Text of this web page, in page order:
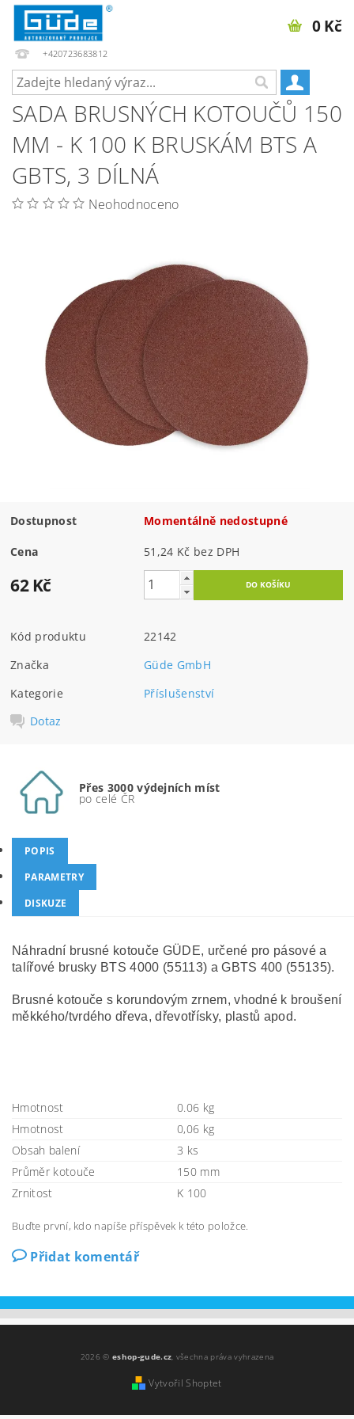
+420723683812
0 Kč
SADA BRUSNÝCH KOTOUČŮ 150
MM - K 100 K BRUSKÁM BTS A
GBTS, 3 DÍLNÁ
Neohodnoceno
Dostupnost Momentálně nedostupné
Cena 51,24 Kč bez DPH
62 Kč
Kód produktu
22142
Značka
Güde GmbH
Kategorie
Příslušenství
Dotaz
Přes 3000 výdejních míst
po celé ČR
POPIS
PARAMETRY
DISKUZE
Náhradní brusné kotouče GÜDE, určené pro pásové a
talířové brusky BTS 4000 (55113) a GBTS 400 (55135).
Brusné kotouče s korundovým zrnem, vhodné k broušení
měkkého/tvrdého dřeva, dřevotřísky, plastů apod.
Hmotnost
0.06 kg
Hmotnost
0,06 kg
Obsah balení
3 ks
Průměr kotouče
150 mm
Zrnitost
K 100
Buďte první, kdo napíše příspěvek k této položce.
Přidat komentář
2026 ©eshop-gude.cz, všechna práva vyhrazena
Vytvořil Shoptet